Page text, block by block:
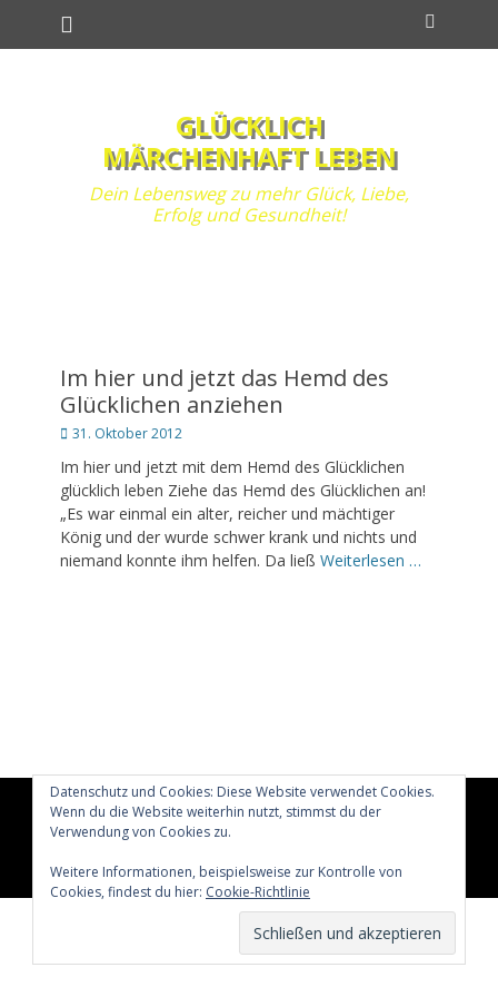
Inhalt
Primäres Menü
GLÜCKLICH
MÄRCHENHAFT LEBEN
Dein Lebensweg zu mehr Glück, Liebe,
Erfolg und Gesundheit!
Im hier und jetzt das Hemd des
Glücklichen anziehen
Posted
31. Oktober 2012
Im hier und jetzt mit dem Hemd des Glücklichen
glücklich leben Ziehe das Hemd des Glücklichen an!
„Es war einmal ein alter, reicher und mächtiger
König und der wurde schwer krank und nichts und
niemand konnte ihm helfen. Da ließ Weiterlesen …
Datenschutz und Cookies: Diese Website verwendet Cookies.
Wenn du die Website weiterhin nutzt, stimmst du der
Verwendung von Cookies zu.
Weitere Informationen, beispielsweise zur Kontrolle von
Cookies, findest du hier: Cookie-Richtlinie
Copyright © 2026 Glücklich märchenhaft leben All Rights
Reserved.